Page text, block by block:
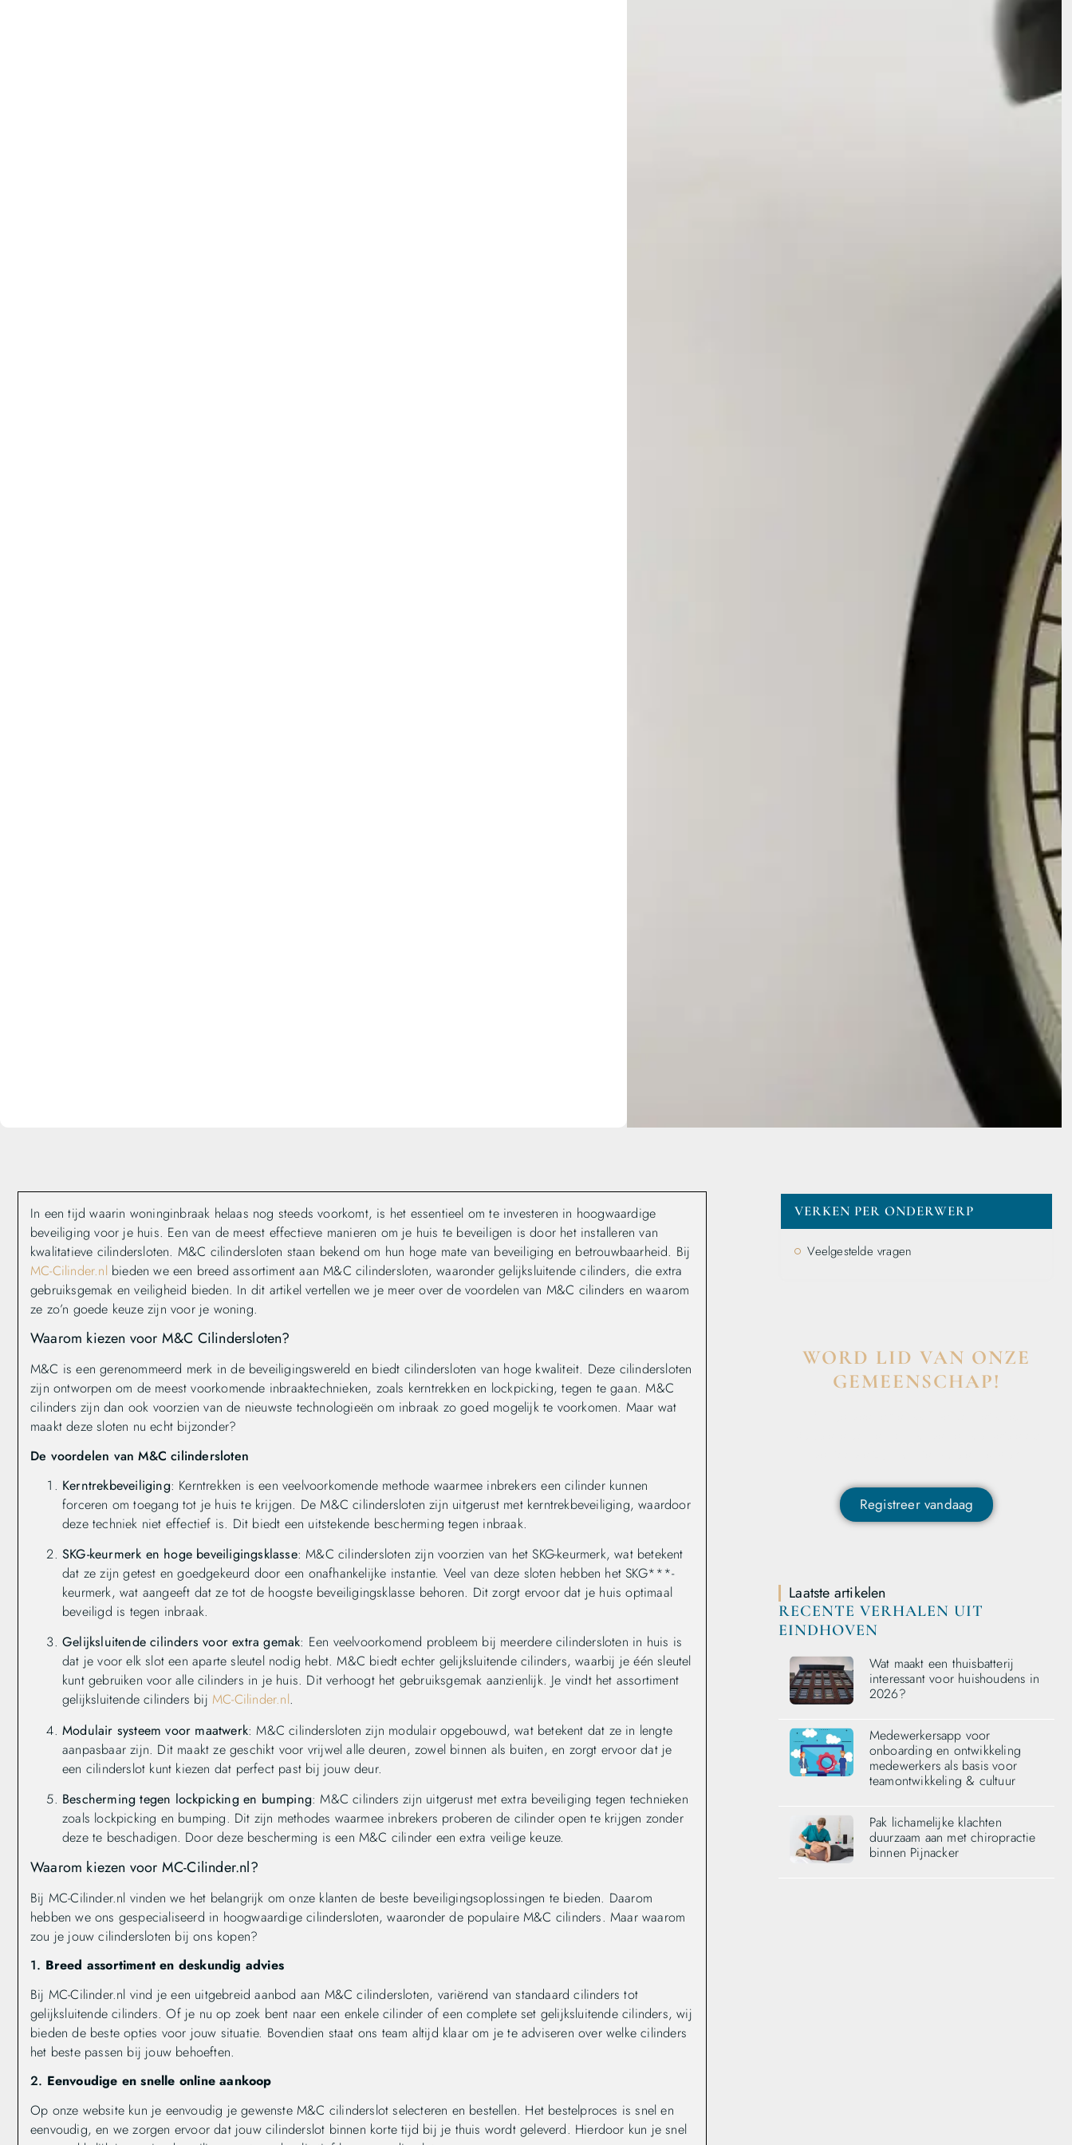
In een tijd waarin woninginbraak helaas nog steeds voorkomt, is het essentieel om te investeren in hoogwaardige
beveiliging voor je huis. Een van de meest effectieve manieren om je huis te beveiligen is door het installeren van
kwalitatieve cilindersloten. M&C cilindersloten staan bekend om hun hoge mate van beveiliging en betrouwbaarheid. Bij
MC-Cilinder.nl bieden we een breed assortiment aan M&C cilindersloten, waaronder gelijksluitende cilinders, die extra
gebruiksgemak en veiligheid bieden. In dit artikel vertellen we je meer over de voordelen van M&C cilinders en waarom
ze zo’n goede keuze zijn voor je woning.
Waarom kiezen voor M&C Cilindersloten?
M&C is een gerenommeerd merk in de beveiligingswereld en biedt cilindersloten van hoge kwaliteit. Deze cilindersloten
zijn ontworpen om de meest voorkomende inbraaktechnieken, zoals kerntrekken en lockpicking, tegen te gaan. M&C
cilinders zijn dan ook voorzien van de nieuwste technologieën om inbraak zo goed mogelijk te voorkomen. Maar wat
maakt deze sloten nu echt bijzonder?
De voordelen van M&C cilindersloten
Kerntrekbeveiliging: Kerntrekken is een veelvoorkomende methode waarmee inbrekers een cilinder kunnen
forceren om toegang tot je huis te krijgen. De M&C cilindersloten zijn uitgerust met kerntrekbeveiliging, waardoor
deze techniek niet effectief is. Dit biedt een uitstekende bescherming tegen inbraak.
SKG-keurmerk en hoge beveiligingsklasse: M&C cilindersloten zijn voorzien van het SKG-keurmerk, wat betekent
dat ze zijn getest en goedgekeurd door een onafhankelijke instantie. Veel van deze sloten hebben het SKG***-
keurmerk, wat aangeeft dat ze tot de hoogste beveiligingsklasse behoren. Dit zorgt ervoor dat je huis optimaal
beveiligd is tegen inbraak.
Gelijksluitende cilinders voor extra gemak: Een veelvoorkomend probleem bij meerdere cilindersloten in huis is
dat je voor elk slot een aparte sleutel nodig hebt. M&C biedt echter gelijksluitende cilinders, waarbij je één sleutel
kunt gebruiken voor alle cilinders in je huis. Dit verhoogt het gebruiksgemak aanzienlijk. Je vindt het assortiment
gelijksluitende cilinders bij MC-Cilinder.nl.
Modulair systeem voor maatwerk: M&C cilindersloten zijn modulair opgebouwd, wat betekent dat ze in lengte
aanpasbaar zijn. Dit maakt ze geschikt voor vrijwel alle deuren, zowel binnen als buiten, en zorgt ervoor dat je
een cilinderslot kunt kiezen dat perfect past bij jouw deur.
Bescherming tegen lockpicking en bumping: M&C cilinders zijn uitgerust met extra beveiliging tegen technieken
zoals lockpicking en bumping. Dit zijn methodes waarmee inbrekers proberen de cilinder open te krijgen zonder
deze te beschadigen. Door deze bescherming is een M&C cilinder een extra veilige keuze.
Waarom kiezen voor MC-Cilinder.nl?
Bij MC-Cilinder.nl vinden we het belangrijk om onze klanten de beste beveiligingsoplossingen te bieden. Daarom
hebben we ons gespecialiseerd in hoogwaardige cilindersloten, waaronder de populaire M&C cilinders. Maar waarom
zou je jouw cilindersloten bij ons kopen?
1. Breed assortiment en deskundig advies
Bij MC-Cilinder.nl vind je een uitgebreid aanbod aan M&C cilindersloten, variërend van standaard cilinders tot
gelijksluitende cilinders. Of je nu op zoek bent naar een enkele cilinder of een complete set gelijksluitende cilinders, wij
bieden de beste opties voor jouw situatie. Bovendien staat ons team altijd klaar om je te adviseren over welke cilinders
het beste passen bij jouw behoeften.
2. Eenvoudige en snelle online aankoop
Op onze website kun je eenvoudig je gewenste M&C cilinderslot selecteren en bestellen. Het bestelproces is snel en
eenvoudig, en we zorgen ervoor dat jouw cilinderslot binnen korte tijd bij je thuis wordt geleverd. Hierdoor kun je snel
VERKEN PER ONDERWERP
Veelgestelde vragen
WORD LID VAN ONZE
GEMEENSCHAP!
Registreer vandaag
Laatste artikelen
RECENTE VERHALEN UIT
EINDHOVEN
Wat maakt een thuisbatterij
interessant voor huishoudens in
2026?
Medewerkersapp voor
onboarding en ontwikkeling
medewerkers als basis voor
teamontwikkeling & cultuur
Pak lichamelijke klachten
duurzaam aan met chiropractie
binnen Pijnacker